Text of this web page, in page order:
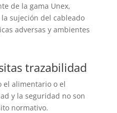
de la gama Unex,
sujeción del cableado
adversas y ambientes
trazabilidad
el alimentario o el
y la seguridad no son
normativo.